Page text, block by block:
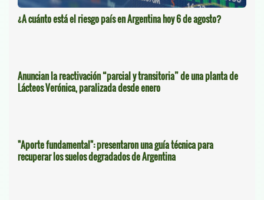
¿A cuánto está el riesgo país en Argentina hoy 6 de agosto?
Anuncian la reactivación “parcial y transitoria” de una planta de
Lácteos Verónica, paralizada desde enero
"Aporte fundamental": presentaron una guía técnica para
recuperar los suelos degradados de Argentina